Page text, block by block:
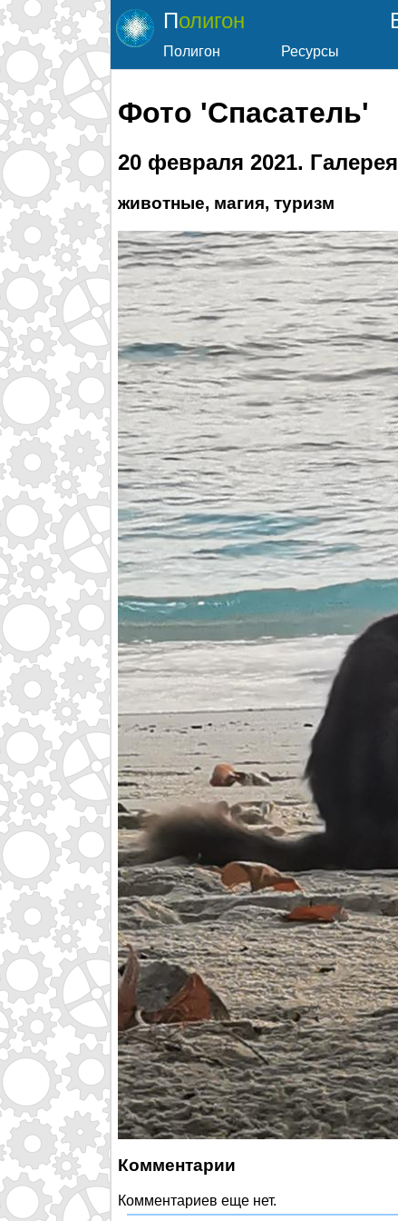
Полигон
Полигон Ресурсы
Фото 'Спасатель'
20 февраля 2021. Галерея
животные, магия, туризм
Комментарии
Комментариев еще нет.